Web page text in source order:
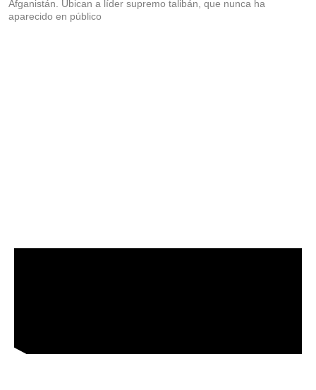
Afganistán. Ubican a líder supremo talibán, que nunca ha
aparecido en público